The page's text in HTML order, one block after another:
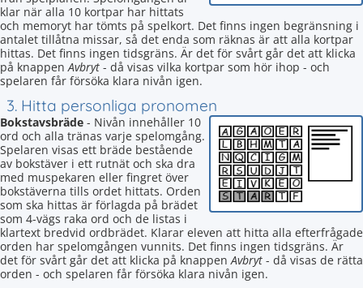
klar när alla 10 kortpar har hittats
och memoryt har tömts på spelkort. Det finns ingen begränsning i
antalet tillåtna missar, så det enda som räknas är att alla kortpar
hittas. Det finns ingen tidsgräns. Är det för svårt går det att klicka
på knappenAvbryt - då visas vilka kortpar som hör ihop - och
spelaren får försöka klara nivån igen.
3. Hitta personliga pronomen
Bokstavsbräde - Nivån innehåller 10
ord och alla tränas varje spelomgång.
Spelaren visas ett bräde bestående
av bokstäver i ett rutnät och ska dra
med muspekaren eller fingret över
bokstäverna tills ordet hittats. Orden
som ska hittas är förlagda på brädet
som 4-vägs raka ord och de listas i
klartext bredvid ordbrädet. Klarar eleven att hitta alla efterfrågade
orden har spelomgången vunnits. Det finns ingen tidsgräns. Är
det för svårt går det att klicka på knappenAvbryt - då visas de rätta
orden - och spelaren får försöka klara nivån igen.